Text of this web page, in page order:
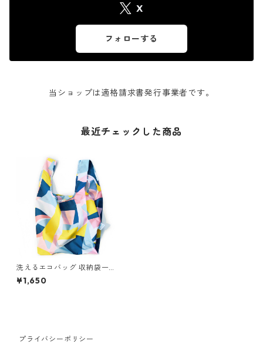
X
フォローする
当ショップは適格請求書発行事業者です。
最近チェックした商品
洗えるエコバッグ 収納袋一体
型 英国ブランド KIND BAG LO
NDON カインドバッグ ロンド
¥1,650
プライバシーポリシー